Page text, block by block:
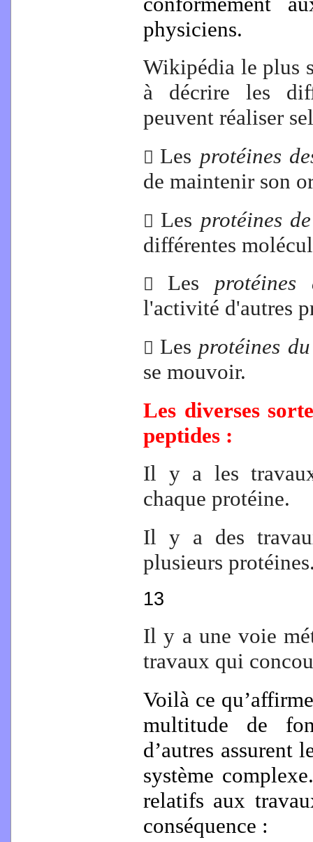
physiciens.
Wikipédia le plus
à décrire les
peuvent réaliser
 Les protéines
de maintenir son
 Les protéines
différentes
 Les
l'activité d'autres
 Les protéines
se mouvoir.
Les diverses
peptides :
Il y a les
chaque protéine.
Il y a des
plusieurs
13
Il y a une voie
travaux qui
Voilà ce
multitude de
d’autres assurent
système
relatifs aux
conséquence :